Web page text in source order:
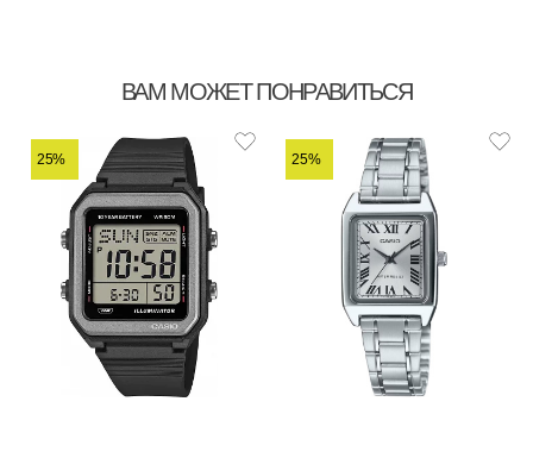
ВАМ МОЖЕТ ПОНРАВИТЬСЯ
25% 25%